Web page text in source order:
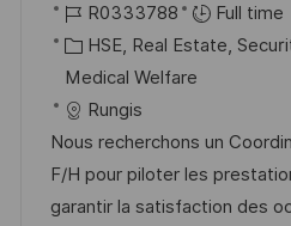
o
c
t
i
o
n
J
o
b
I
d
R0333788
Full time
C
a
t
e
g
o
HSE, Real Estate,
Medical Welfare
Rungis
Nous recherchons un
F/H pour piloter les
garantir la satisfaction des